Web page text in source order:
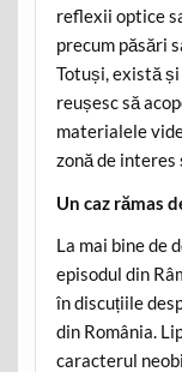
reflexii optice
precum păsări
Totuși, există
reușesc să
materialele
zonă de
Un caz rămas
La mai bine de
episodul din
în discuțiile
din România.
caracterul